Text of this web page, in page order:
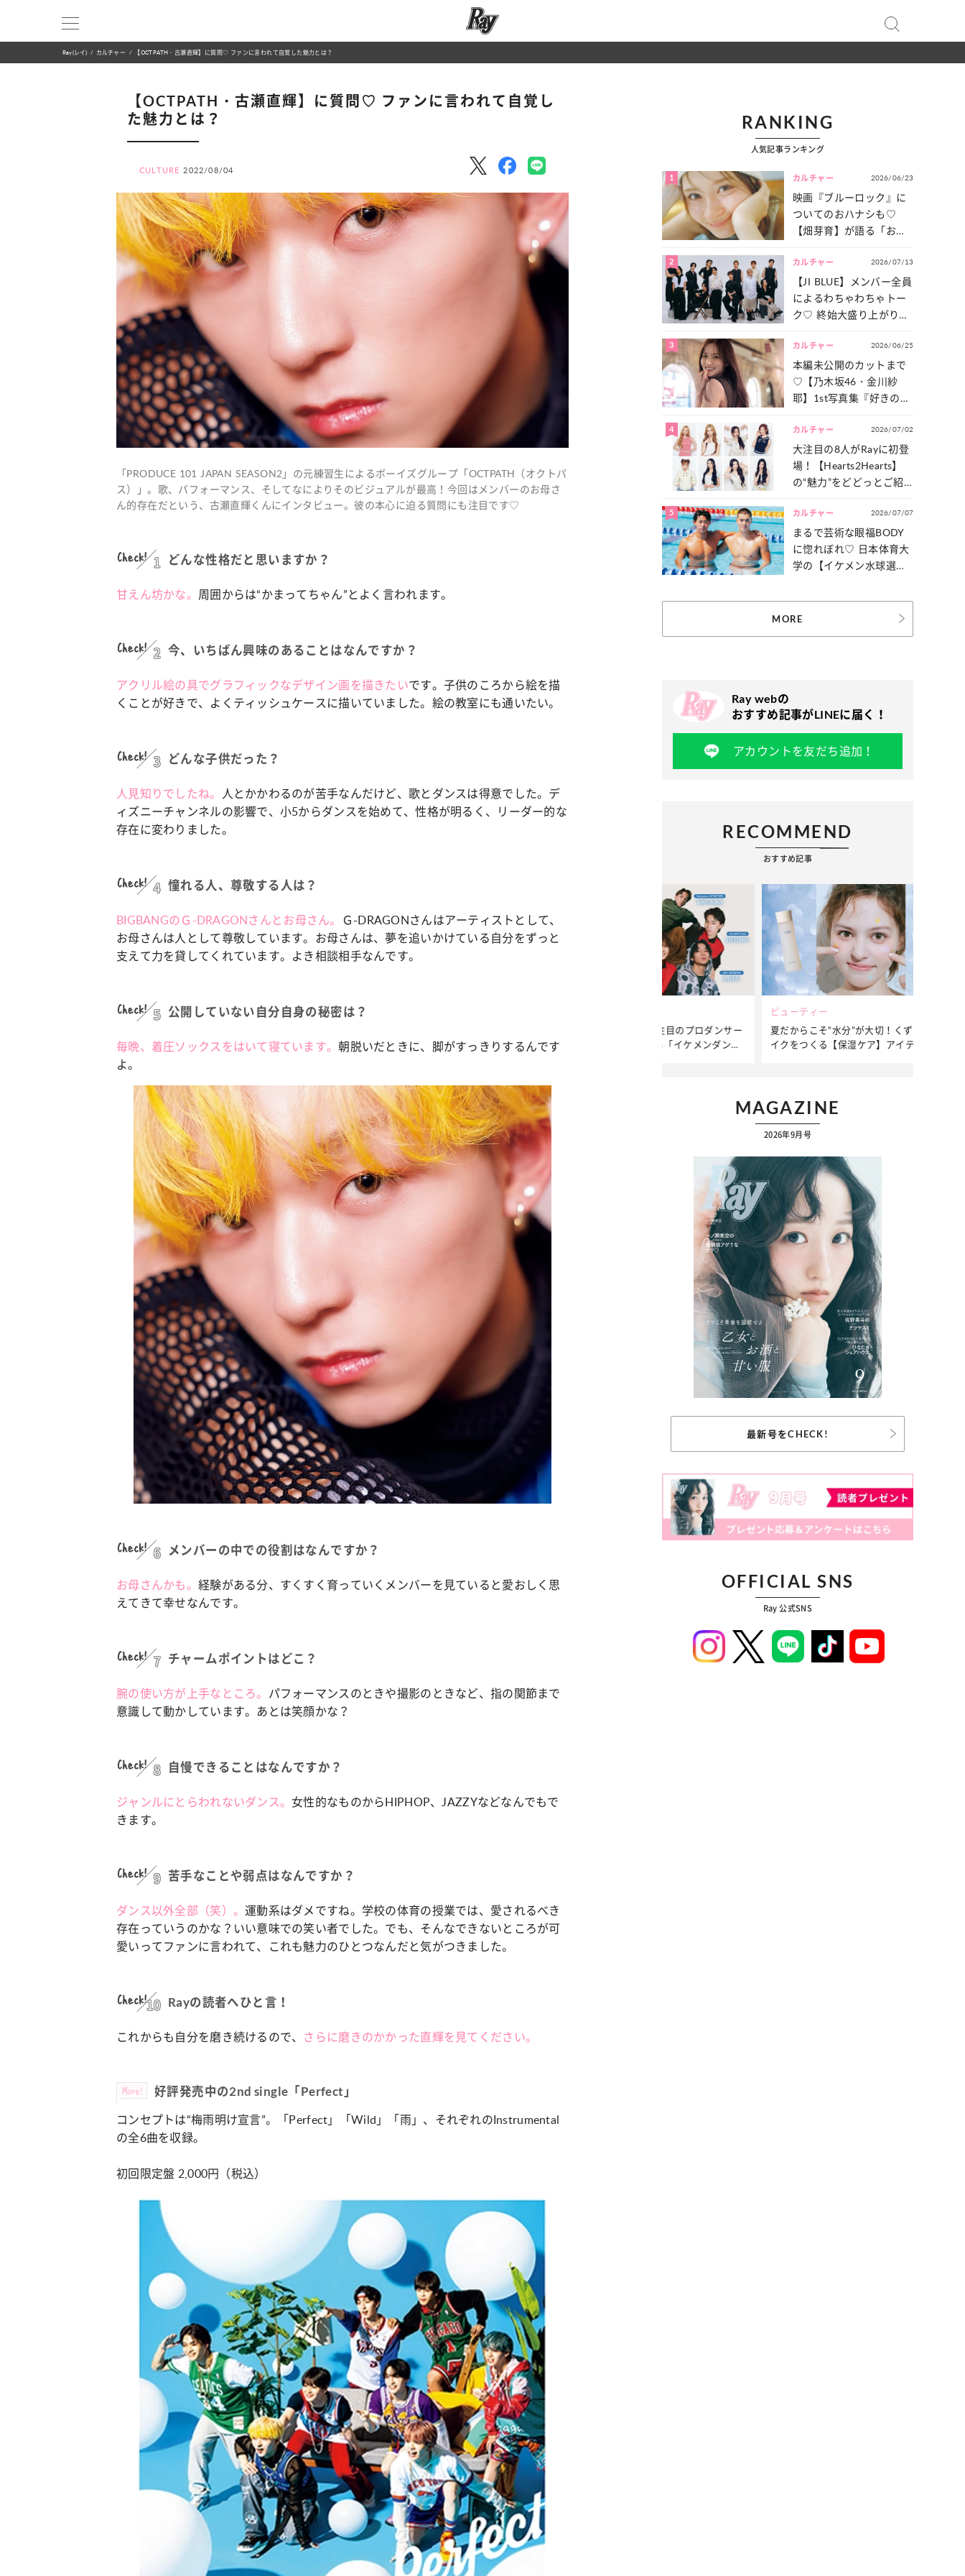
Ray(レイ) カルチャー 【OCTPATH・古瀬直輝】に質問♡ ファンに言われて自覚した魅力とは？
【OCTPATH・古瀬直輝】に質問♡ ファンに言われて自覚し
た魅力とは？
CULTURE 2022/08/04
「PRODUCE 101 JAPAN SEASON2」の元練習生によるボーイズグループ「OCTPATH（オクトパ
ス）」。歌、パフォーマンス、そしてなによりそのビジュアルが最高！今回はメンバーのお母さ
ん的存在だという、古瀬直輝くんにインタビュー。彼の本心に迫る質問にも注目です♡
Check! 1 どんな性格だと思いますか？
甘えん坊かな。 周囲からは“かまってちゃん”とよく言われます。
Check! 2 今、いちばん興味のあることはなんですか？
アクリル絵の具でグラフィックなデザイン画を描きたいです。子供のころから絵を描
くことが好きで、よくティッシュケースに描いていました。絵の教室にも通いたい。
Check! 3 どんな子供だった？
人見知りでしたね。 人とかかわるのが苦手なんだけど、歌とダンスは得意でした。デ
ィズニーチャンネルの影響で、小5からダンスを始めて、性格が明るく、リーダー的な
存在に変わりました。
Check! 4 憧れる人、尊敬する人は？
BIGBANGのＧ-DRAGONさんとお母さん。 Ｇ-DRAGONさんはアーティストとして、
お母さんは人として尊敬しています。お母さんは、夢を追いかけている自分をずっと
支えて力を貸してくれています。よき相談相手なんです。
Check! 5 公開していない自分自身の秘密は？
毎晩、着圧ソックスをはいて寝ています。朝脱いだときに、脚がすっきりするんです
よ。
Check! 6 メンバーの中での役割はなんですか？
お母さんかも。 経験がある分、すくすく育っていくメンバーを見ていると愛おしく思
えてきて幸せなんです。
Check! 7 チャームポイントはどこ？
腕の使い方が上手なところ。 パフォーマンスのときや撮影のときなど、指の関節まで
意識して動かしています。あとは笑顔かな？
Check! 8 自慢できることはなんですか？
ジャンルにとらわれないダンス。 女性的なものからHIPHOP、JAZZYなどなんでもで
きます。
Check! 9 苦手なことや弱点はなんですか？
ダンス以外全部（笑）。運動系はダメですね。学校の体育の授業では、愛されるべき
存在っていうのかな？いい意味での笑い者でした。でも、そんなできないところが可
愛いってファンに言われて、これも魅力のひとつなんだと気がつきました。
Check!10 Rayの読者へひと言！
これからも自分を磨き続けるので、 さらに磨きのかかった直輝を見てください。
More! 好評発売中の2nd single「Perfect」
コンセプトは“梅雨明け宣言”。「Perfect」「Wild」「雨」、それぞれのInstrumental
の全6曲を収録。
初回限定盤 2,000円（税込）
RANKING
人気記事ランキング
1 カルチャー 2026/06/23
映画『ブルーロック』に
ついてのおハナシも♡
【畑芽育】が語る「お仕
は？
2 カルチャー 2026/07/13
【JI BLUE】メンバー全員
によるわちゃわちゃトー
ク♡ 終始大盛り上がりだ
一気見せ！
3 カルチャー 2026/06/25
本編未公開のカットまで
♡【乃木坂46・金川紗
耶】1st写真集『好きのグ
たっぷりとお届け！
4 カルチャー 2026/07/02
大注目の8人がRayに初登
場！【Hearts2Hearts】
の“魅力”をどどっとご紹
5 カルチャー 2026/07/07
まるで芸術な眼福BODY
に惚れぼれ♡ 日本体育大
学の【イケメン水球選
MORE
Ray webの
おすすめ記事がLINEに届く！
アカウントを友だち追加！
RECOMMEND
おすすめ記事
カルチャー
れ女子が夢中な「ヌン活」の楽しみ方
占い
8月20日の運勢は？
【Dリーグ】Ray世代注目のプロダンサー
集団♡ 各チームを彩る「イケメンダンサ
夏だからこそ“水分”が大切！くずれないメ
イクをつくる【保湿ケア】アイテム3選
簡単アレン
ぷりの【そ
MAGAZINE
2026年9月号
最新号をCHECK!
OFFICIAL SNS
Ray 公式SNS